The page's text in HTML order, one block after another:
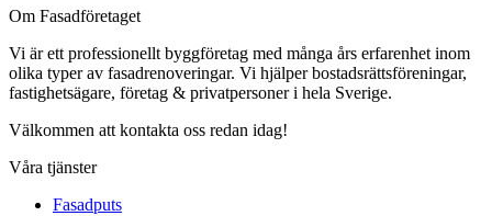
Om Fasadföretaget
Vi är ett professionellt byggföretag med många års erfarenhet inom
olika typer av fasadrenoveringar. Vi hjälper bostadsrättsföreningar,
fastighetsägare, företag & privatpersoner i hela Sverige.
Välkommen att kontakta oss redan idag!
Våra tjänster
Fasadputs